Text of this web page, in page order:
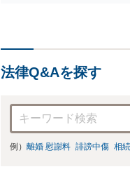
法律Q&Aを探す
例） 離婚 慰謝料 誹謗中傷 相